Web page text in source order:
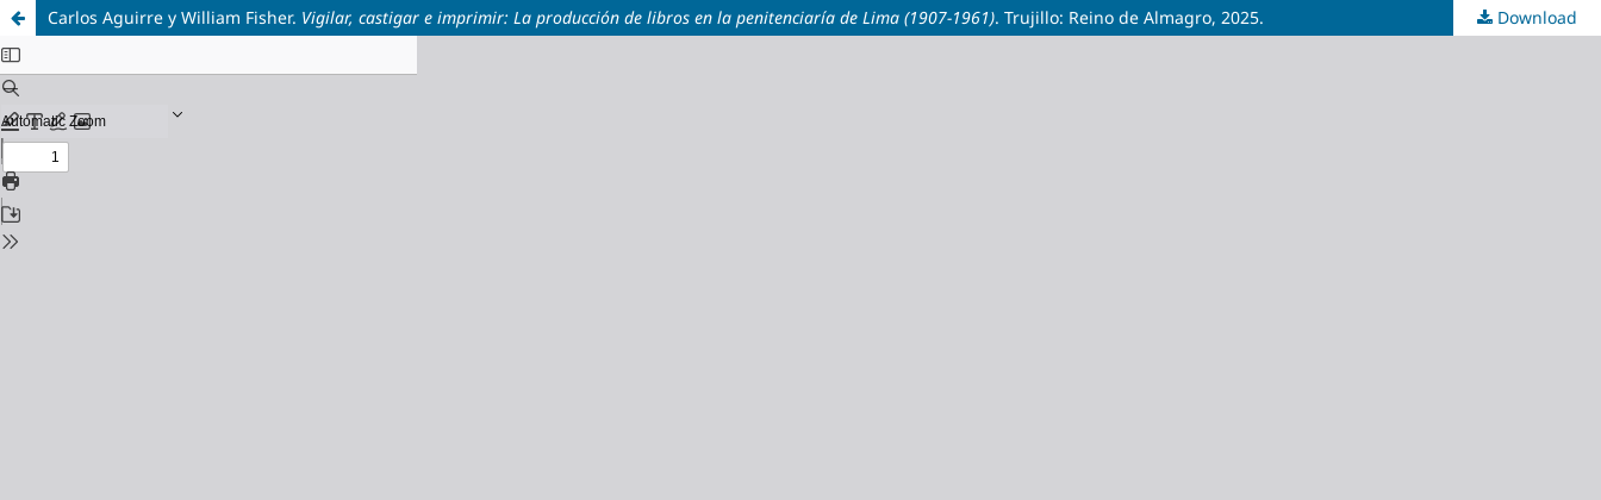
Carlos Aguirre y William Fisher. Vigilar, castigar e imprimir: La producción de libros en la penitenciaría de Lima (1907-1961). Trujillo: Reino de Almagro, 2025. Download